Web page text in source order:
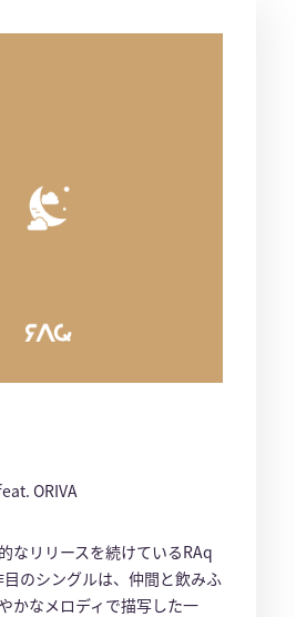
ORIVA
なリリースを続けているRAq
のシングルは、仲間と飲みふ
かなメロディで描写した一